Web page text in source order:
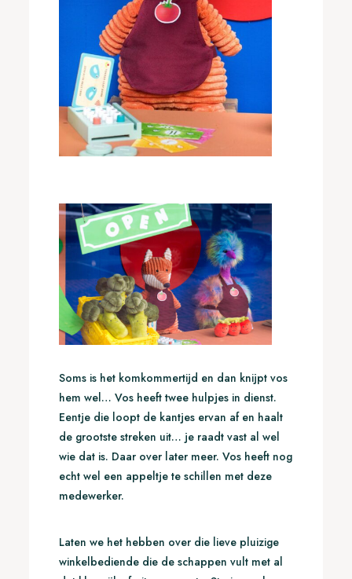
Soms is het komkommertijd en dan knijpt vos
hem wel… Vos heeft twee hulpjes in dienst.
Eentje die loopt de kantjes ervan af en haalt
de grootste streken uit… je raadt vast al wel
wie dat is. Daar over later meer. Vos heeft nog
echt wel een appeltje te schillen met deze
medewerker.
Laten we het hebben over die lieve pluizige
winkelbediende die de schappen vult met al